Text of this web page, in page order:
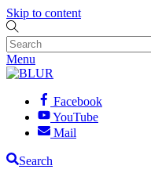
Skip to content
Menu
Facebook
YouTube
Mail
Search